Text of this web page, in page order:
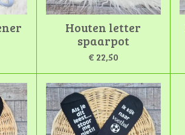
Houten letter
spaarpot
€ 22,50